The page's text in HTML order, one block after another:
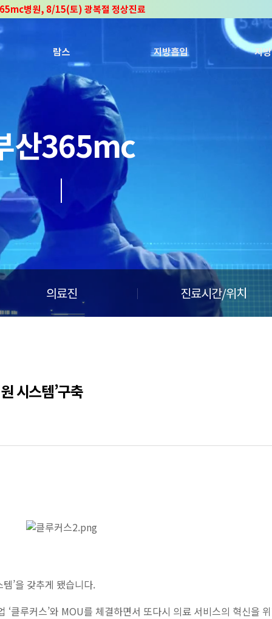
병원, 8/15(토) 광복절 정상진료
병원, 2년 연속 "Awards 2관왕" 수상
산365mc 보건복지부 장관상" 수상!
람스 지방흡입 지
산365mc
의료진 진료시간/위치
시스템’구축
’을 갖추게 됐습니다.
루커스’와 MOU를 체결하면서 또다시 의료 서비스의 혁신을